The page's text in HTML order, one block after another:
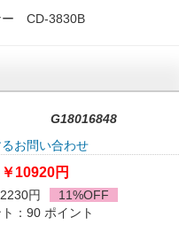
ー CD-3830B
G18016848
お問い合わせ
￥10920円
円
11%OFF
：90 ポイント